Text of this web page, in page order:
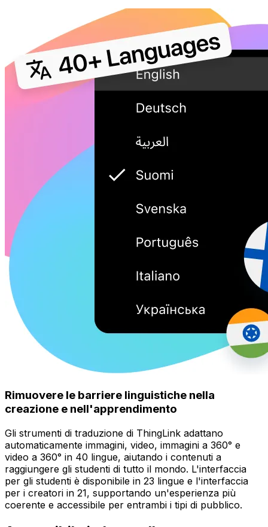
Rimuovere le barriere linguistiche nella
creazione e nell'apprendimento
Gli strumenti di traduzione di ThingLink adattano
automaticamente immagini, video, immagini a 360° e
video a 360° in 40 lingue, aiutando i contenuti a
raggiungere gli studenti di tutto il mondo. L'interfaccia
per gli studenti è disponibile in 23 lingue e l'interfaccia
per i creatori in 21, supportando un'esperienza più
coerente e accessibile per entrambi i tipi di pubblico.